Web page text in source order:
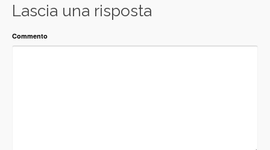
Lascia una risposta
Commento